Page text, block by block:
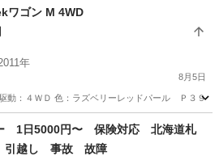
札幌H23 ekワゴン M 4WD
年
8月5日
：４ＷＤ 色：ラズベリーレッドパール Ｐ３９ グ
eKワゴン ekワゴン
1日5000円〜 保険対応 北海道札
越し 事故 故障